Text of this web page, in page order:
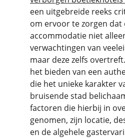
een uitgebreide reeks
om ervoor te zorgen dat
accommodatie niet
verwachtingen van
maar deze zelfs
het bieden van een
die het unieke karakter
bruisende stad
factoren die hierbij in
genomen, zijn locatie,
en de algehele